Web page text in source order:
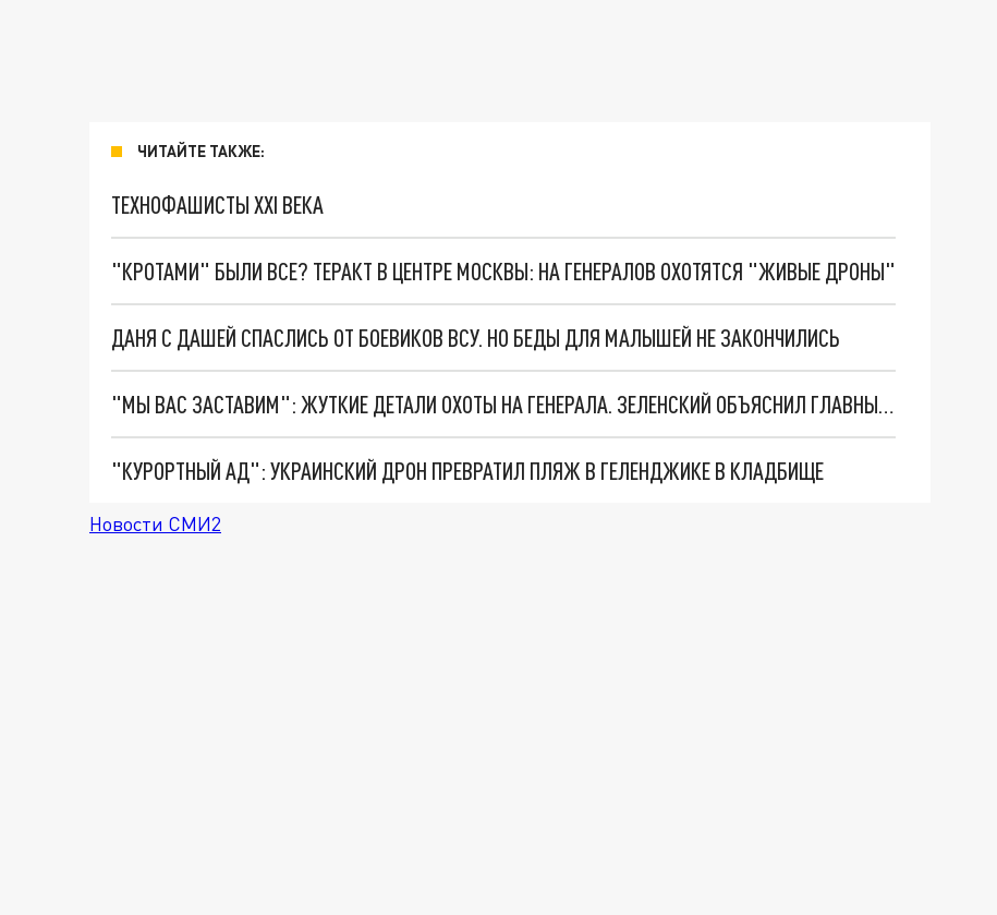
ЧИТАЙТЕ ТАКЖЕ:
ТЕХНОФАШИСТЫ XXI ВЕКА
"КРОТАМИ" БЫЛИ ВСЕ? ТЕРАКТ В ЦЕНТРЕ МОСКВЫ: НА ГЕНЕРАЛОВ ОХОТЯТСЯ "ЖИВЫЕ ДРОНЫ"
ДАНЯ С ДАШЕЙ СПАСЛИСЬ ОТ БОЕВИКОВ ВСУ. НО БЕДЫ ДЛЯ МАЛЫШЕЙ НЕ ЗАКОНЧИЛИСЬ
"МЫ ВАС ЗАСТАВИМ": ЖУТКИЕ ДЕТАЛИ ОХОТЫ НА ГЕНЕРАЛА. ЗЕЛЕНСКИЙ ОБЪЯСНИЛ ГЛАВНЫЙ СМЫСЛ ТЕРАКТА В ЦЕНТРЕ МОСКВЫ
"КУРОРТНЫЙ АД": УКРАИНСКИЙ ДРОН ПРЕВРАТИЛ ПЛЯЖ В ГЕЛЕНДЖИКЕ В КЛАДБИЩЕ
Новости СМИ2